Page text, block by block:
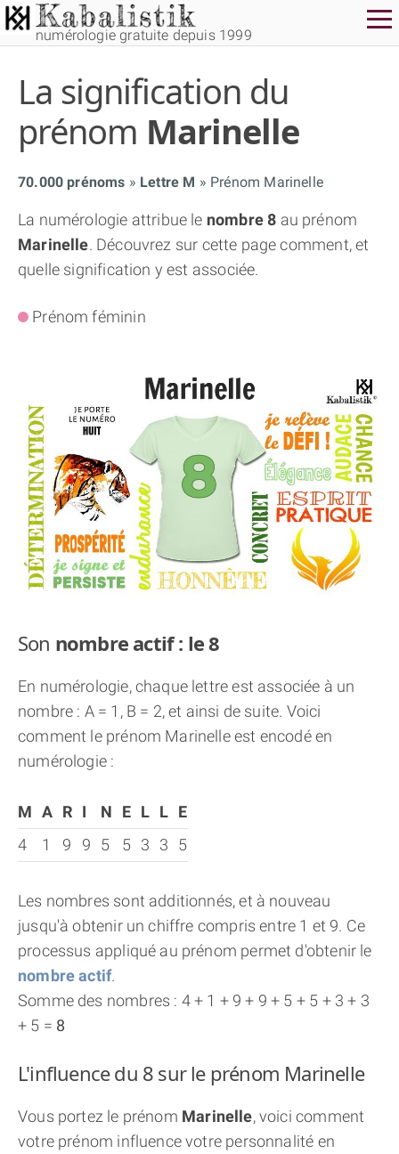
numérologie gratuite depuis 1999
La signification du
prénom Marinelle
70.000 prénoms Lettre M Prénom Marinelle
La numérologie attribue le nombre 8 au prénom
Marinelle. Découvrez sur cette page comment, et
quelle signification y est associée.
Prénom féminin
Son nombre actif : le 8
En numérologie, chaque lettre est associée à un
nombre : A = 1, B = 2, et ainsi de suite. Voici
comment le prénom Marinelle est encodé en
numérologie :
M A R I N E L L E
4
1 9 9 5 5 3 3 5
Les nombres sont additionnés, et à nouveau
jusqu'à obtenir un chiffre compris entre 1 et 9. Ce
processus appliqué au prénom permet d'obtenir le
nombre actif.
Somme des nombres : 4 + 1 + 9 + 9 + 5 + 5 + 3 + 3
+ 5 = 8
L'influence du 8 sur le prénom Marinelle
Vous portez le prénom Marinelle, voici comment
votre prénom influence votre personnalité en
THÈME GRATUIT
THÈME NUMÉROLOGIQUE APPROFONDI
THÈME TEMPOREL
THÈME « DOUBLE JE »
APPRENDRE LA NUMÉROLOGIE
EXPLORER LA NUMÉROLOGIE
70.000 PRÉNOMS
(À PROPOS)